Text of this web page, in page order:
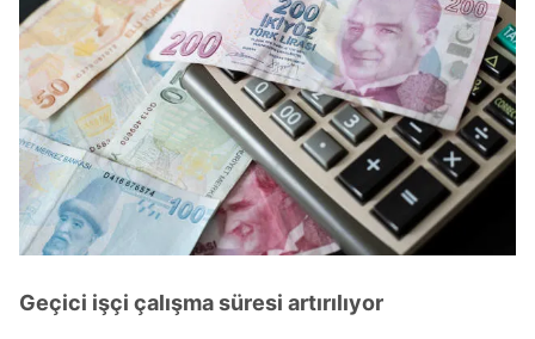
Geçici işçi çalışma süresi artırılıyor